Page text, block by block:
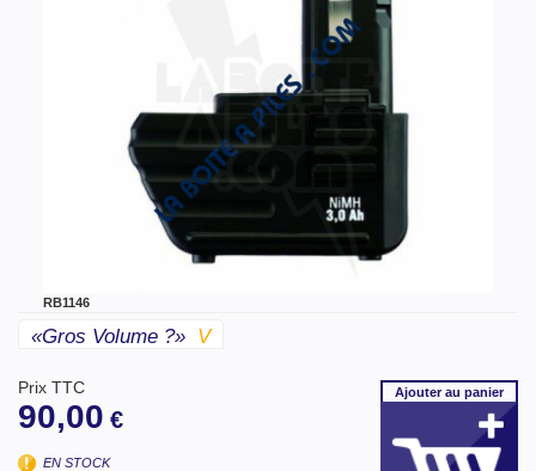
RB1146
«gros Volume ?» V
Prix TTC
90,00 €
EN STOCK
Ajouterau panier